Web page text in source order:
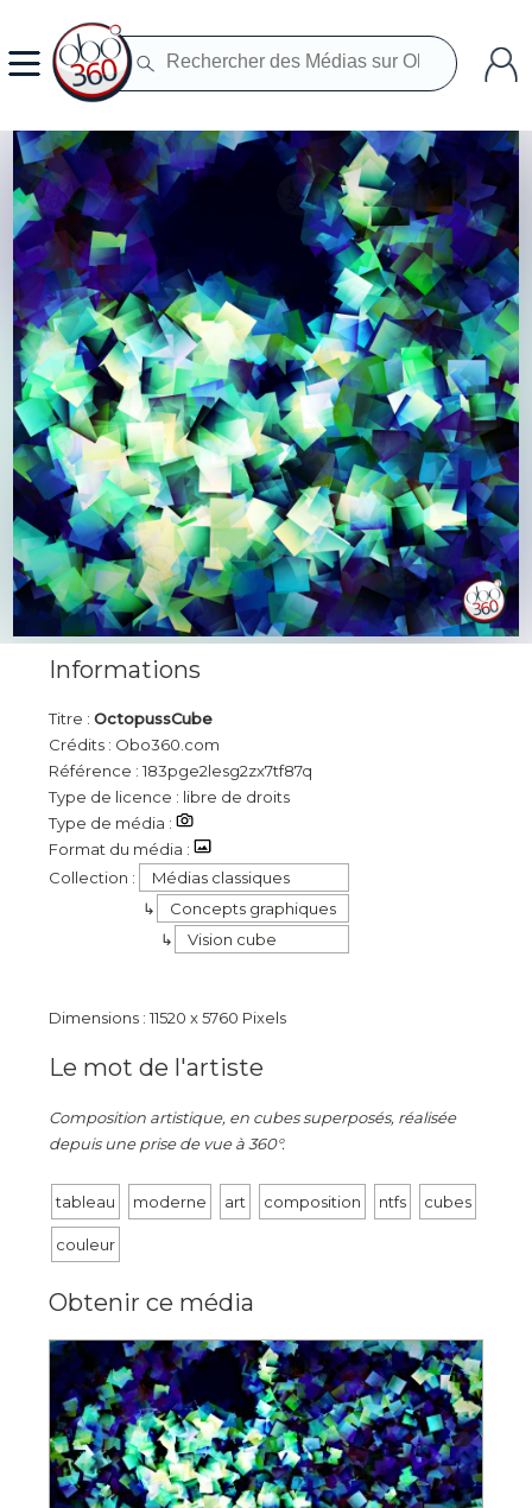
Informations
Titre :OctopussCube
Crédits : Obo360.com
Référence : 183pge2lesg2zx7tf87q
Type de licence : libre de droits
Type de média :
Format du média :
Collection :
Médias classiques
Concepts graphiques
Vision cube
Dimensions : 11520 x 5760 Pixels
Le mot de l'artiste
Composition artistique, en cubes superposés, réalisée
depuis une prise de vue à 360°.
tableau moderne art composition ntfs cubes
couleur
Obtenir ce média